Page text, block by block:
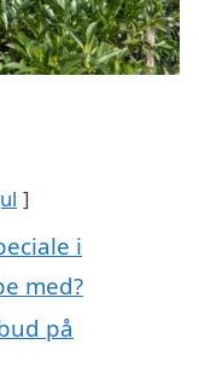
i
med?
på